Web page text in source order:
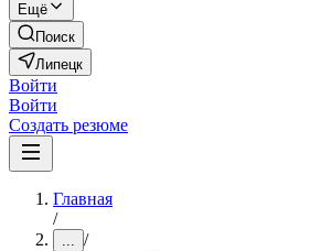
Ещё
Поиск
Липецк
Войти
Войти
Создать резюме
Главная
/
... /